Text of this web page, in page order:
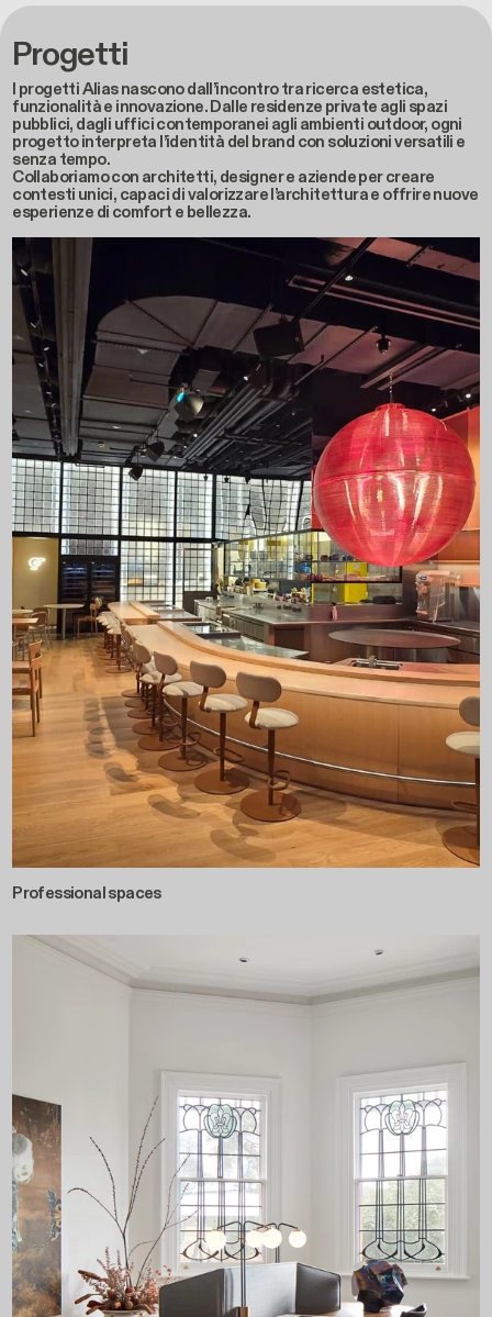
Progetti
I progetti Alias nascono dall’incontro tra ricerca estetica,
funzionalità e innovazione. Dalle residenze private agli spazi
pubblici, dagli uffici contemporanei agli ambienti outdoor, ogni
progetto interpreta l’identità del brand con soluzioni versatili e
senza tempo.
Collaboriamo con architetti, designer e aziende per creare
contesti unici, capaci di valorizzare l’architettura e offrire nuove
esperienze di comfort e bellezza.
Professional spaces